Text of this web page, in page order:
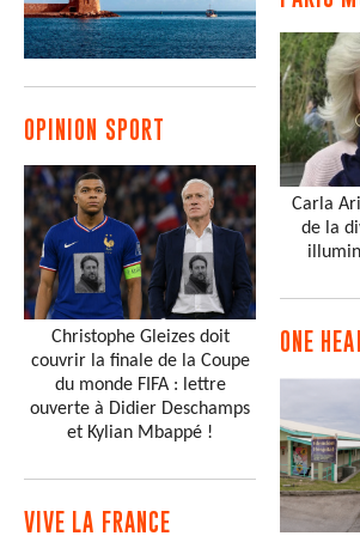
OPINION SPORT
Christophe Gleizes doit
couvrir la finale de la Coupe
du monde FIFA : lettre
ouverte à Didier Deschamps
et Kylian Mbappé !
VIVE LA FRANCE
Carla
de la
ONE